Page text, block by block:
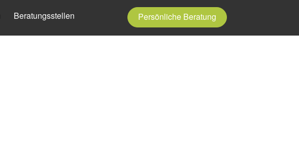
Beratungsstellen Persönliche Beratung